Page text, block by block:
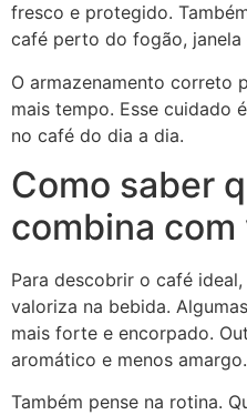
fresco e protegido.
café perto do fogão, janela
O armazenamento correto
mais tempo. Esse cuidado
no café do dia a dia.
Como saber
combina com
Para descobrir o café
valoriza na bebida.
mais forte e encorpado.
aromático e menos amargo.
Também pense na rotina.